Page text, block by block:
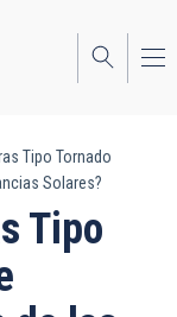
Tipo Tornado
Solares?
Tipo